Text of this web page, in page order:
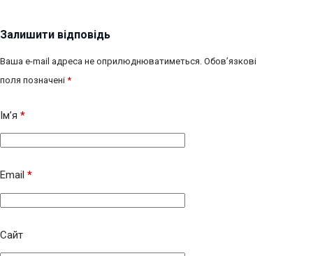
Залишити відповідь
Ваша e-mail адреса не оприлюднюватиметься. Обов’язкові
поля позначені *
Ім’я *
Email *
Сайт